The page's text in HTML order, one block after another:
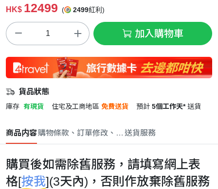
HK$ 12499 ( 2499紅利)
加入購物車
貨品狀態
庫存 有現貨 住宅及工商地區 免費送貨 預計 5個工作天* 送貨
商品内容購物條款、訂單修改、取消與退款政策
送貨服務
購買後如需除舊服務，請填寫網上表
格[按我](3天內)，否則作放棄除舊服務